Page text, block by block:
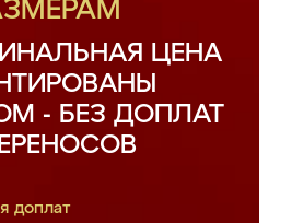
ЦЕНА
- БЕЗ ДОПЛАТ
доплат